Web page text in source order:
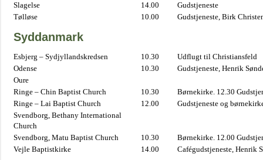
Slagelse
14.00
Gudstjeneste
Tølløse
10.00 Gudstjeneste, Birk
Syddanmark
Esbjerg – Sydjyllandskredsen 10.30
Udflugt til Christiansfeld
Odense
10.30
Gudstjeneste, Henrik
Oure
Ringe – Chin Baptist Church
10.30
Børnekirke. 12.30
Ringe – Lai Baptist Church
12.00
Gudstjeneste og
Svendborg, Bethany International
Church
Svendborg, Matu Baptist Church
10.30
Børnekirke. 12.00
Vejle Baptistkirke
14.00 Cafégudstjeneste, Henrik